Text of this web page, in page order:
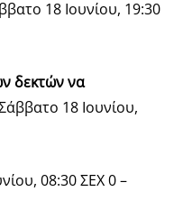
18 Ιουνίου, 19:30
δεκτών να
18 Ιουνίου,
08:30 ΣΕΧ 0 –